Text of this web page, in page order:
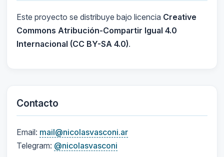
Este proyecto se distribuye bajo licencia Creative
Commons Atribución-Compartir Igual 4.0
Internacional (CC BY-SA 4.0).
Contacto
Email: mail@nicolasvasconi.ar
Telegram: @nicolasvasconi